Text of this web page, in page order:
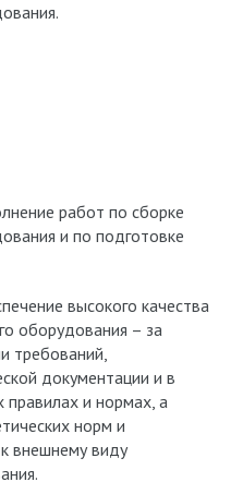
работ по сборке
и по подготовке
высокого качества
оборудования – за
требований,
документации и в
правилах и нормах, а
норм и
внешнему виду